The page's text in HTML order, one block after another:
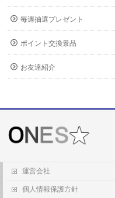
毎週抽選プレゼント
ポイント交換景品
お友達紹介
運営会社
個人情報保護方針